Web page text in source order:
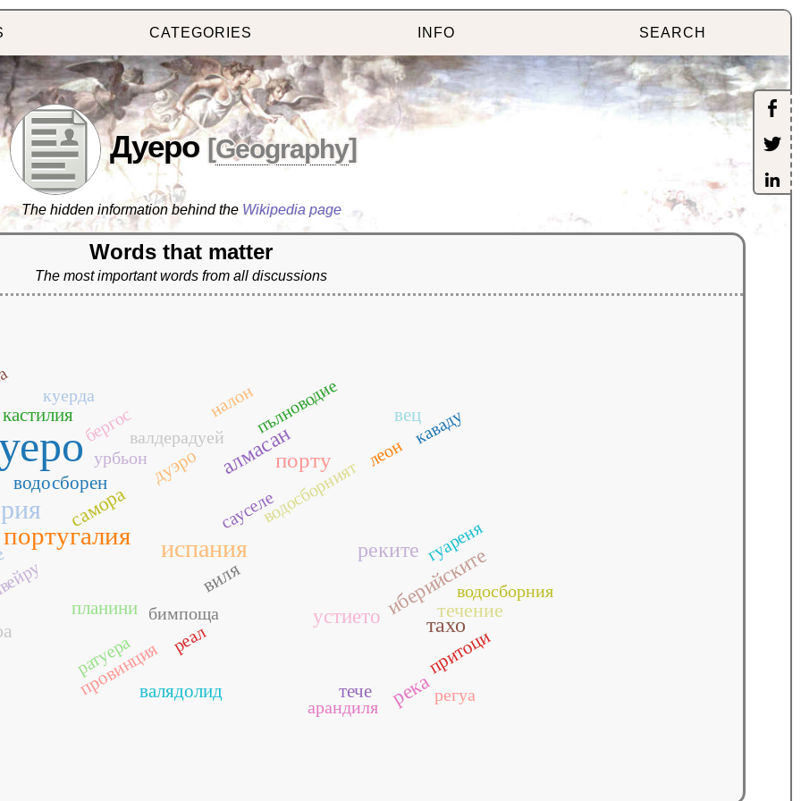
CATEGORIES INFO SEARCH
Дуеро [Geography]
The hidden information behind the Wikipedia page
Words that matter
The most important words from all discussions
португалия испания
порту
алмасан
реките
тахо
иберийските
река
устието
виля
самора
течение
валядолид
вец
водосборен дуэро
кастилия
планини
притоци
провинция тече
арандиля
бергос
бимпоща
валдерадуей
водосборния
водосборният
гуареня
каваду
куерда
леон
налонпълноводие
ратуера реал
регуа
сауселе
урбьон